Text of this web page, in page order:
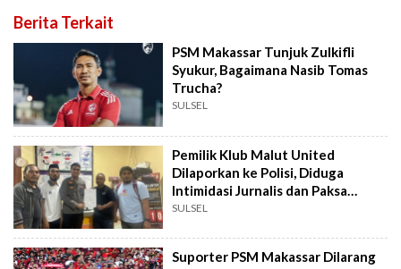
Berita Terkait
PSM Makassar Tunjuk Zulkifli
Syukur, Bagaimana Nasib Tomas
Trucha?
SULSEL
Pemilik Klub Malut United
Dilaporkan ke Polisi, Diduga
Intimidasi Jurnalis dan Paksa
Hapus Rekaman
SULSEL
Suporter PSM Makassar Dilarang